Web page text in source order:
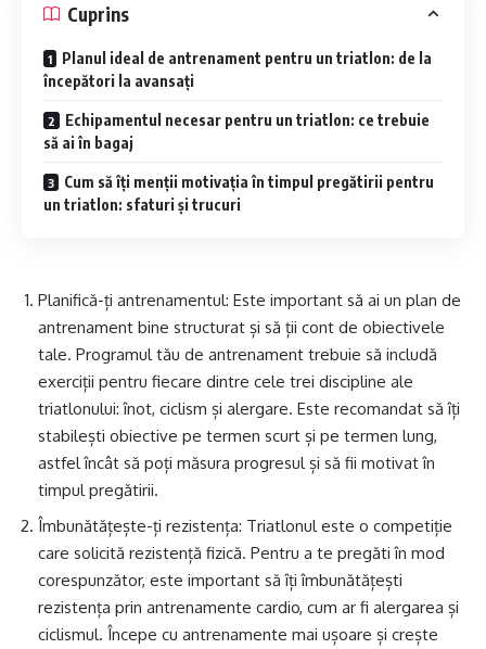
Cuprins
Planul ideal de antrenament pentru un triatlon: de la
începători la avansați
Echipamentul necesar pentru un triatlon: ce trebuie
să ai în bagaj
Cum să îți menții motivația în timpul pregătirii pentru
un triatlon: sfaturi și trucuri
Planifică-ți antrenamentul: Este important să ai un plan de
antrenament bine structurat și să ții cont de obiectivele
tale. Programul tău de antrenament trebuie să includă
exerciții pentru fiecare dintre cele trei discipline ale
triatlonului: înot, ciclism și alergare. Este recomandat să îți
stabilești obiective pe termen scurt și pe termen lung,
astfel încât să poți măsura progresul și să fii motivat în
timpul pregătirii.
Îmbunătățește-ți rezistența: Triatlonul este o competiție
care solicită rezistență fizică. Pentru a te pregăti în mod
corespunzător, este important să îți îmbunătățești
rezistența prin antrenamente cardio, cum ar fi alergarea și
ciclismul. Începe cu antrenamente mai ușoare și crește